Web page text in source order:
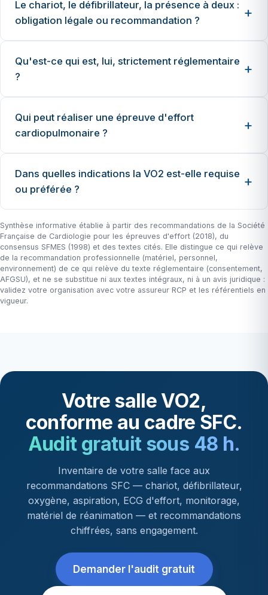
Le chariot, le défibrillateur, la présence à deux :
obligation légale ou recommandation ?
Qu'est-ce qui est, lui, strictement réglementaire
?
Qui peut réaliser une épreuve d'effort
cardiopulmonaire ?
Dans quelles indications la VO2 est-elle requise
ou préférée ?
Synthèse informative établie à partir des recommandations de la Société
Française de Cardiologie pour les épreuves d'effort (2018), du
consensus SFMES (1998) et des textes cités. Elle distingue ce qui relève
de la recommandation professionnelle (matériel, personnel,
environnement) de ce qui relève du texte réglementaire (consentement,
AFGSU), et ne se substitue ni aux textes intégraux, ni à un avis juridique :
validez votre organisation avec votre assureur RCP et les référentiels en
vigueur.
Votre salle VO2,
conforme au cadre SFC.
Audit gratuit sous 48 h.
Inventaire de votre salle face aux
recommandations SFC — chariot, défibrillateur,
oxygène, aspiration, ECG d'effort, monitorage,
matériel de réanimation — et recommandations
chiffrées, sans engagement.
Demander l'audit gratuit